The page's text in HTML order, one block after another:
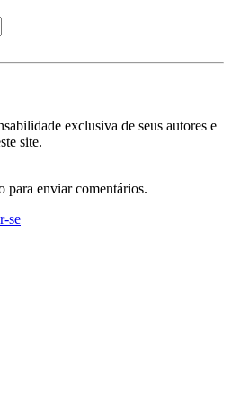
exclusiva de seus autores e
site.
para enviar comentários.
se